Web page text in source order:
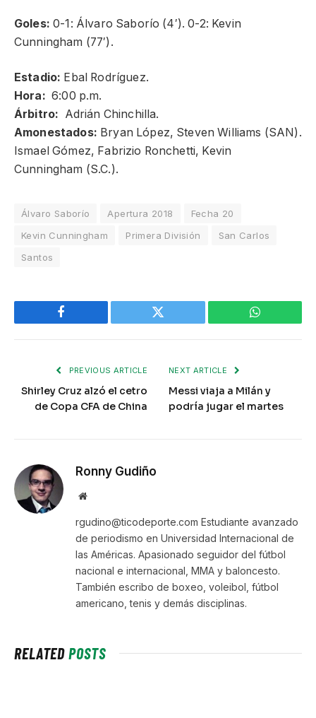
Goles: 0-1: Álvaro Saborío (4′). 0-2: Kevin
Cunningham (77′).
Estadio: Ebal Rodríguez.
Hora: 6:00 p.m.
Árbitro: Adrián Chinchilla.
Amonestados: Bryan López, Steven Williams (SAN).
Ismael Gómez, Fabrizio Ronchetti, Kevin
Cunningham (S.C.).
Álvaro Saborío Apertura 2018
Fecha 20
Kevin Cunningham
Primera División
San Carlos
Santos
Facebook Twitter WhatsApp
PREVIOUS ARTICLE
Shirley Cruz alzó el cetro
de Copa CFA de China
NEXT ARTICLE
Messi viaja a Milán y
podría jugar el martes
Ronny Gudiño
Website
rgudino@ticodeporte.com Estudiante avanzado
de periodismo en Universidad Internacional de
las Américas. Apasionado seguidor del fútbol
nacional e internacional, MMA y baloncesto.
También escribo de boxeo, voleibol, fútbol
americano, tenis y demás disciplinas.
RELATEDPOSTS